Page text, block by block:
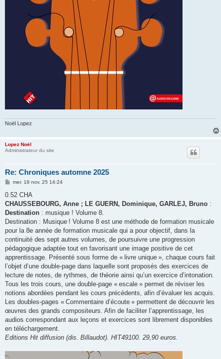
Noël Lopez
Lopez Noël
Administrateur du site
Re: Chroniques automne 2025
M
s
a
g
mer. 19 nov. 25 14:24
0.52 CHA
CHAUSSEBOURG, Anne ; LE GUERN, Dominique, GARLEJ, Bruno :
Destination : musique ! Volume 8.
Destination : Musique ! Volume 8 est une méthode de formation musicale
pour la 8e année de formation musicale qui a pour objectif, dans la
continuité des sept autres volumes, de poursuivre une progression
pédagogique adaptée tout en favorisant une image positive de cet
apprentissage. Présenté sous forme de « livre unique », chaque cours fait
l’objet d’une double-page dans laquelle sont proposés des exercices de
lecture de notes, de rythmes, de théorie ainsi qu’un exercice d’intonation.
Tous les trois cours, une double-page « escale » permet de réviser les
notions abordées pendant les cours précédents, afin d’évaluer les acquis.
Les doubles-pages « Commentaire d’écoute » permettent de découvrir les
œuvres des grands compositeurs. Afin de faciliter l’apprentissage, les
audios correspondant aux leçons et exercices sont librement disponibles
en téléchargement.
Editions Hit diffusion (dis. Billaudot). HIT49100. 29,90 euros.